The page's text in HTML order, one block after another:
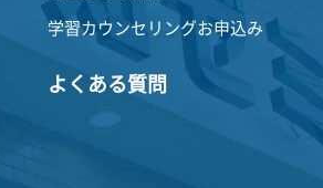
学習カウンセリングお申込み
よくある質問